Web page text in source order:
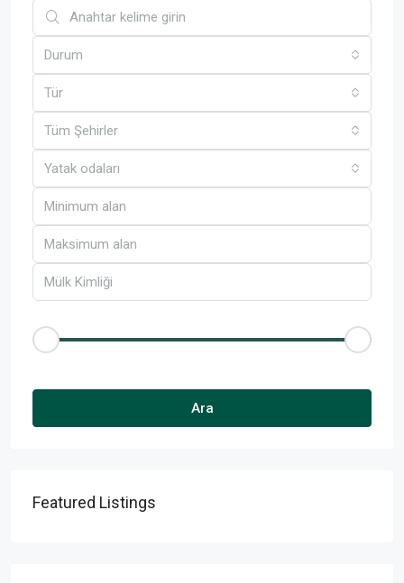
Durum
Tür
Tüm Şehirler
Yatak odaları
Ara
Featured Listings